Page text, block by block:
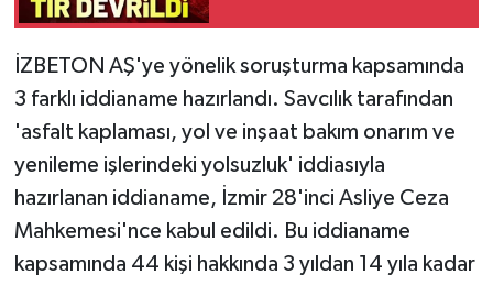
İZBETON AŞ'ye yönelik soruşturma kapsamında
3 farklı iddianame hazırlandı. Savcılık tarafından
'asfalt kaplaması, yol ve inşaat bakım onarım ve
yenileme işlerindeki yolsuzluk' iddiasıyla
hazırlanan iddianame, İzmir 28'inci Asliye Ceza
Mahkemesi'nce kabul edildi. Bu iddianame
kapsamında 44 kişi hakkında 3 yıldan 14 yıla kadar